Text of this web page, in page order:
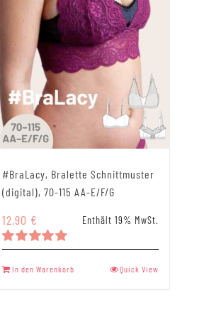
#BraLacy, Bralette Schnittmuster
(digital), 70-115 AA-E/F/G
mit4.93
12,90 € Enthält 19% MwSt.
In den Warenkorb Quick View